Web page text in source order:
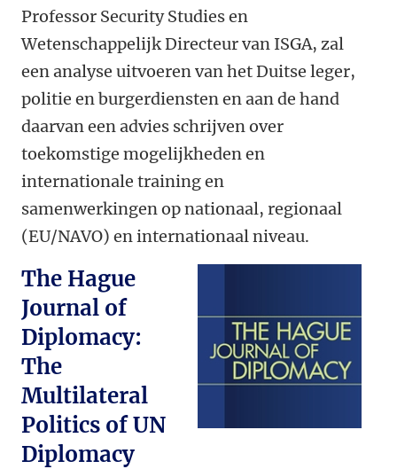
Professor Security Studies en
Wetenschappelijk Directeur van ISGA, zal
een analyse uitvoeren van het Duitse leger,
politie en burgerdiensten en aan de hand
daarvan een advies schrijven over
toekomstige mogelijkheden en
internationale training en
samenwerkingen op nationaal, regionaal
(EU/NAVO) en internationaal niveau.
The Hague
Journal of
Diplomacy:
The
Multilateral
Politics of UN
Diplomacy